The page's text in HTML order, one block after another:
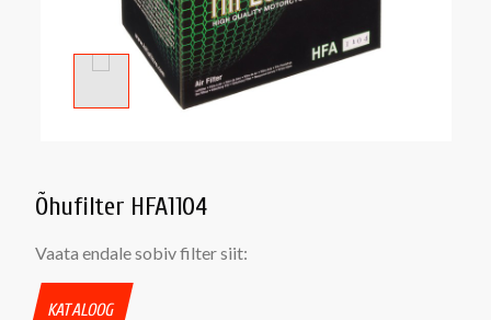
Õhufilter HFA1104
Vaata endale sobiv filter siit:
KATALOOG